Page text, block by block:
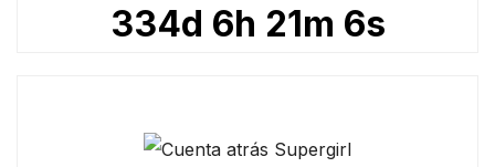
334d 6h 21m 4s